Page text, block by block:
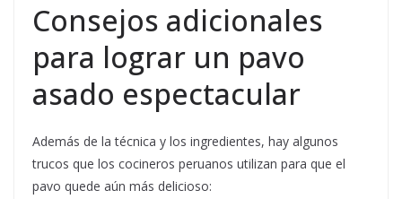
Consejos adicionales
para lograr un pavo
asado espectacular
Además de la técnica y los ingredientes, hay algunos
trucos que los cocineros peruanos utilizan para que el
pavo quede aún más delicioso: